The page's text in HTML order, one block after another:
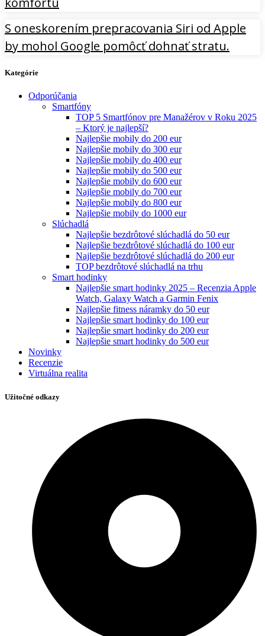
S oneskorením prepracovania Siri od Apple
by mohol Google pomôcť dohnať stratu.
Kategórie
Odporúčania
Smartfóny
TOP 5 Smartfónov pre Manažérov v Roku 2025
– Ktorý je najlepší?
Najlepšie mobily do 200 eur
Najlepšie mobily do 300 eur
Najlepšie mobily do 400 eur
Najlepšie mobily do 500 eur
Najlepšie mobily do 600 eur
Najlepšie mobily do 700 eur
Najlepšie mobily do 800 eur
Najlepšie mobily do 1000 eur
Slúchadlá
Najlepšie bezdrôtové slúchadlá do 50 eur
Najlepšie bezdrôtové slúchadlá do 100 eur
Najlepšie bezdrôtové slúchadlá do 200 eur
TOP bezdrôtové slúchadlá na trhu
Smart hodinky
Najlepšie smart hodinky 2025 – Recenzia Apple
Watch, Galaxy Watch a Garmin Fenix
Najlepšie fitness náramky do 50 eur
Najlepšie smart hodinky do 100 eur
Najlepšie smart hodinky do 200 eur
Najlepšie smart hodinky do 500 eur
Novinky
Recenzie
Virtuálna realita
Užitočné odkazy